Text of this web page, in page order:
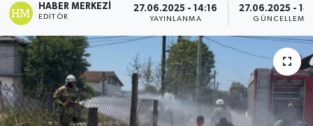
HABER MERKEZI
EDITÖR
27.06.2025 - 14:16
YAYINLANMA
27.06.2025 -
GÜNCELLEME